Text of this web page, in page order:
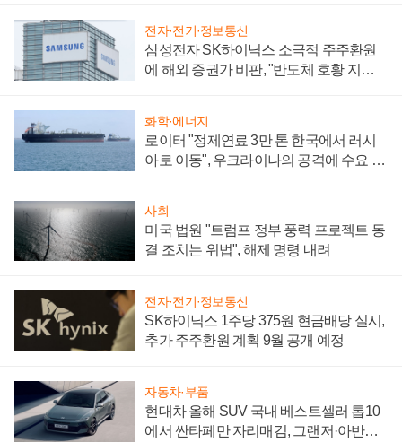
전자·전기·정보통신
삼성전자 SK하이닉스 소극적 주주환원
에 해외 증권가 비판, "반도체 호황 지속
화학·에너지
로이터 "정제연료 3만 톤 한국에서 러시
아로 이동", 우크라이나의 공격에 수요 늘
사회
미국 법원 "트럼프 정부 풍력 프로젝트 동
결 조치는 위법", 해제 명령 내려
전자·전기·정보통신
SK하이닉스 1주당 375원 현금배당 실시,
추가 주주환원 계획 9월 공개 예정
자동차·부품
현대차 올해 SUV 국내 베스트셀러 톱10
에서 싼타페만 자리매김, 그랜저·아반떼